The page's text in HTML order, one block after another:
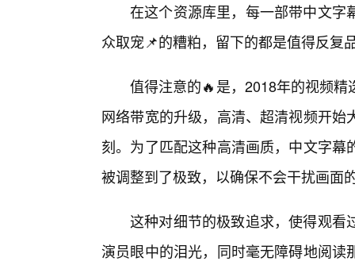
在这个资源库里，每一部带中文字
众取宠📌的糟粕，留下的都是值得反复
值得注意的🔥是，2018年的视频
网络带宽的升级，高清、超清视频开
刻。为了匹配这种高清画质，中文字
被调整到了极致，以确保不会干扰画面
这种对细节的极致追求，使得观看
演员眼中的泪光，同时毫无障碍地阅